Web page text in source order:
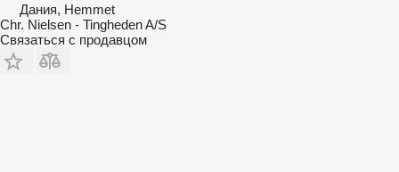
Дания, Hemmet
Chr. Nielsen - Tingheden A/S
Связаться с продавцом